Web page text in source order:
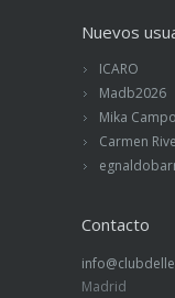
Nuevos
ICARO
Madb2026
Mika
Carmen
Contacto
Madrid